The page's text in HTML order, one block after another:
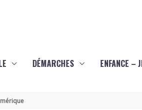
DÉMARCHES ENFANCE –